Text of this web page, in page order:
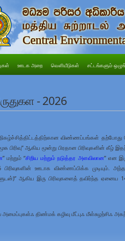
ஊடக அறை வெளியீடுகள் சட்டங்களும்
- 2026
நிகழ்ச்சித்திட்டத்திற்கான விண்ணப்பங்கள் தற்போது
பிரிவு” ஆகிய மூன்று பிரதான பிரிவுகளின் கீழ்
” மற்றும் “சிறிய மற்றும் நடுத்தர அளவிலான” என
பிரிவுகளின் ஊடாக விண்ணப்பிக்க முடியும்.
ஆகிய இரு பிரிவுகளைத் தவிர்ந்த ஏனைய 14
அமைப்புகள்ஃ திண்மக் கழிவு மீட்புஃ